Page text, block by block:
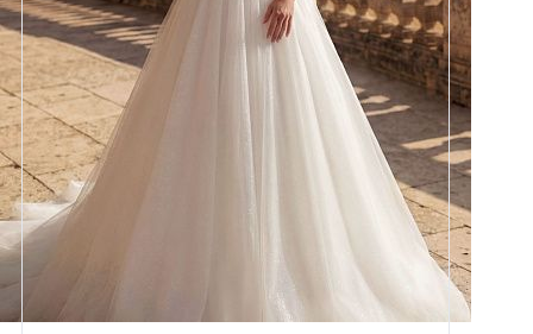
Размеры
42, 44, 46, 48, 50, 52, 54, 56
Цвет
Силуэт
Кружево